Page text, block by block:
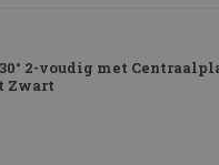
2-voudig met
Zwart